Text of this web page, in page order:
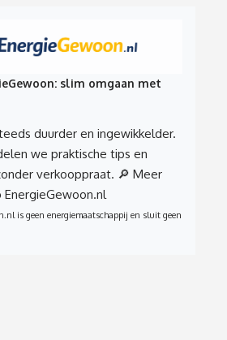
slim omgaan met
duurder en ingewikkelder.
we praktische tips en
verkooppraat. 🔎 Meer
is geen energiemaatschappij en sluit geen